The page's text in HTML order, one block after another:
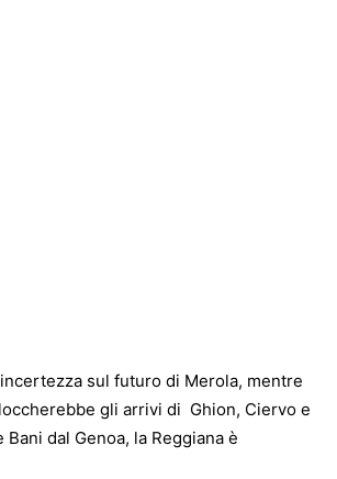
incertezza sul futuro di Merola, mentre
gli arrivi di Ghion, Ciervo e
dal Genoa, la Reggiana è